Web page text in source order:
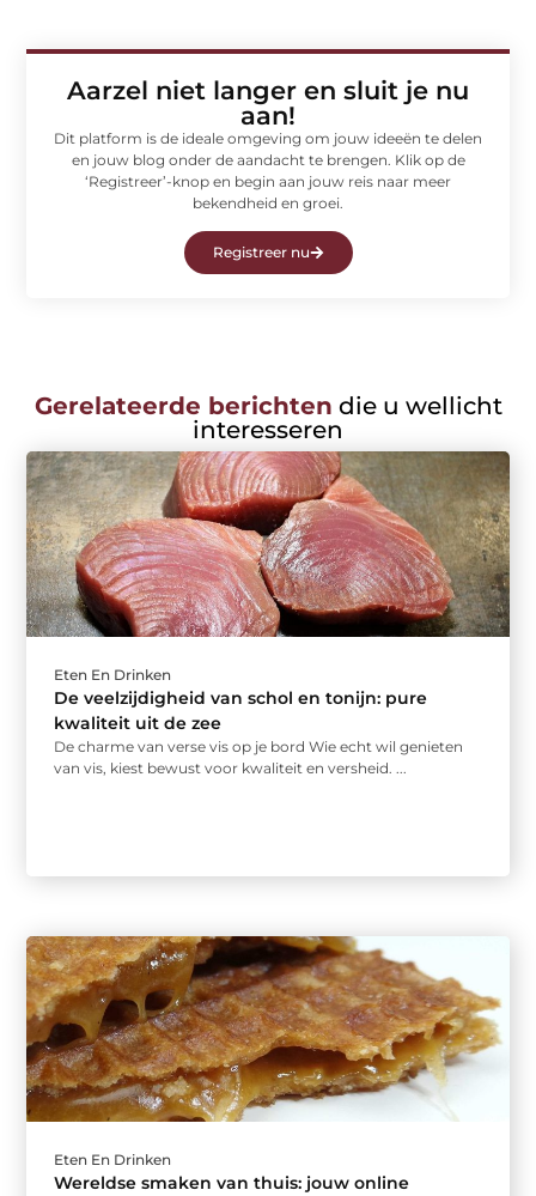
Aarzel niet langer en sluit je nu
aan!
Dit platform is de ideale omgeving om jouw ideeën te delen
en jouw blog onder de aandacht te brengen. Klik op de
‘Registreer’-knop en begin aan jouw reis naar meer
bekendheid en groei.
Registreer nu
Gerelateerde berichten die u wellicht
interesseren
Eten En Drinken
De veelzijdigheid van schol en tonijn: pure
kwaliteit uit de zee
De charme van verse vis op je bord Wie echt wil genieten
van vis, kiest bewust voor kwaliteit en versheid. ...
Eten En Drinken
Wereldse smaken van thuis: jouw online